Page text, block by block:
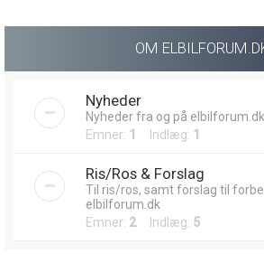
OM
Nyheder
Nyheder fra og på elbilforum.dk
Emner: 1 Indlæg: 1
Ris/Ros & Forslag
Til ris/ros, samt forslag til
elbilforum.dk
Emner: 2Indlæg: 5